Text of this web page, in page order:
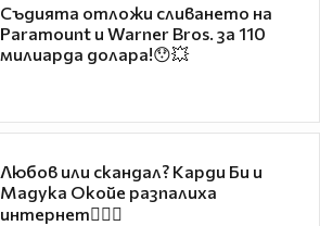
Съдията отложи сливането на
Paramount и Warner Bros. за 110
милиарда долара!😯💥
Любов или скандал? Карди Би и
Мадука Окойе разпалиха
интернет❤️‍🔥🔥